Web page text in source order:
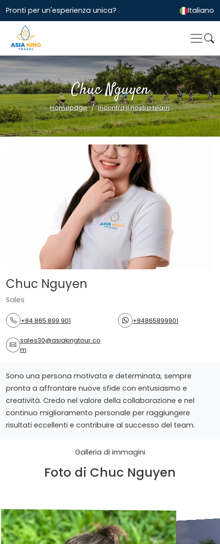
Pronti per un'esperienza unica? Italiano
Chuc Nguyen
Homepage Incontra il nostro team
Chuc Nguyen
Sales
+84 865 899 901 +84865899901
sales30@asiakingtour.co
m
Sono una persona motivata e determinata, sempre
pronta a affrontare nuove sfide con entusiasmo e
creatività. Credo nel valore della collaborazione e nel
continuo miglioramento personale per raggiungere
risultati eccellenti e contribuire al successo del team.
Galleria di immagini
Foto di Chuc Nguyen